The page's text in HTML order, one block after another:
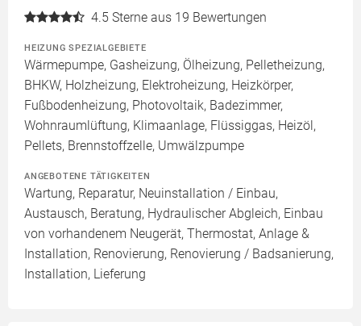
4.5 Sterne aus 19 Bewertungen
HEIZUNG SPEZIALGEBIETE
Wärmepumpe, Gasheizung, Ölheizung, Pelletheizung,
BHKW, Holzheizung, Elektroheizung, Heizkörper,
Fußbodenheizung, Photovoltaik, Badezimmer,
Wohnraumlüftung, Klimaanlage, Flüssiggas, Heizöl,
Pellets, Brennstoffzelle, Umwälzpumpe
ANGEBOTENE TÄTIGKEITEN
Wartung, Reparatur, Neuinstallation / Einbau,
Austausch, Beratung, Hydraulischer Abgleich, Einbau
von vorhandenem Neugerät, Thermostat, Anlage &
Installation, Renovierung, Renovierung / Badsanierung,
Installation, Lieferung